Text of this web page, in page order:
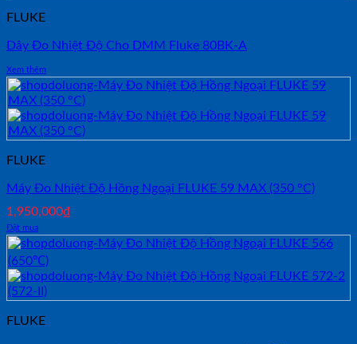
FLUKE
Dây Đo Nhiệt Độ Cho DMM Fluke 80BK-A
Xem thêm
FLUKE
Máy Đo Nhiệt Độ Hồng Ngoại FLUKE 59 MAX (350 °C)
1,950,000₫
Đặt mua
FLUKE